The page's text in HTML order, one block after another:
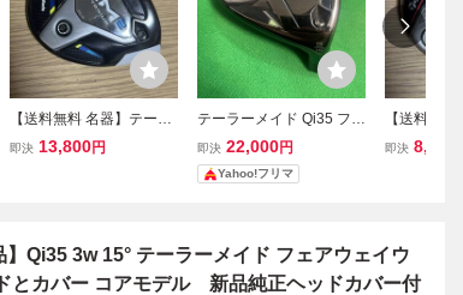
【送料無料 名器】テーラ
ーメイド 5W SIM2 19° ヘ
即決 13,800円
テーラーメイド Qi35 フェ
アウェイウッド 3W 15度
ヘッドのみ
即決 22,000円
Yahoo!フリマ
【送料無
イド 3W ス
即決 8,980
】Qi35 3w 15° テーラーメイド フェアウェイウ
とカバー コアモデル 新品純正ヘッドカバー付